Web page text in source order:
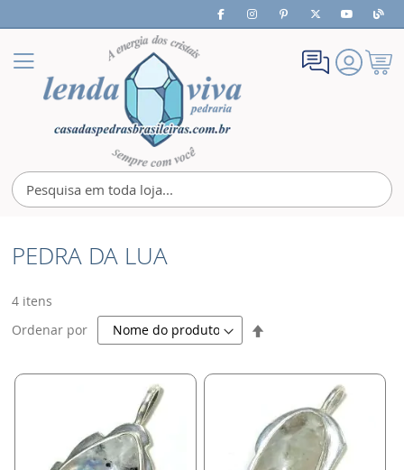
Nav
Meu
PEDRA DA LUA
4 itens
Ordenar por